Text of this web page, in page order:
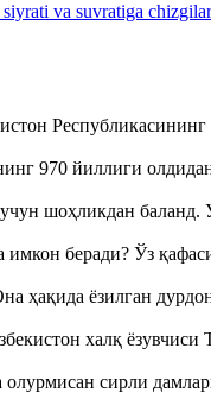
va suvratiga
970 йиллиги
шоҳликдан баланд.
имкон беради? Ўз
ҳақида ёзилган
халқ
олурмисан сирли